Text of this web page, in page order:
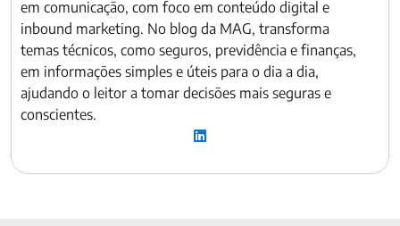
em comunicação, com foco em conteúdo digital e
inbound marketing. No blog da MAG, transforma
temas técnicos, como seguros, previdência e finanças,
em informações simples e úteis para o dia a dia,
ajudando o leitor a tomar decisões mais seguras e
conscientes.